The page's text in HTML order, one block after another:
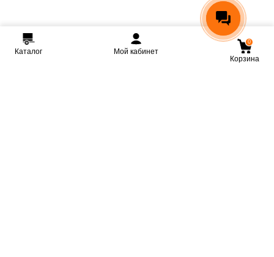
Каталог Мой кабинет
0
Корзина